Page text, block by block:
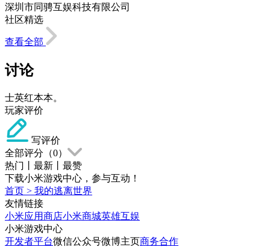
深圳市同骋互娱科技有限公司
社区精选
查看全部
讨论
士英红本本。
玩家评价
写评价
全部评分（0）
热门
最新
最赞
下载小米游戏中心，参与互动！
首页 > 我的逃离世界
友情链接
小米应用商店小米商城英雄互娱
小米游戏中心
开发者平台微信公众号微博主页商务合作